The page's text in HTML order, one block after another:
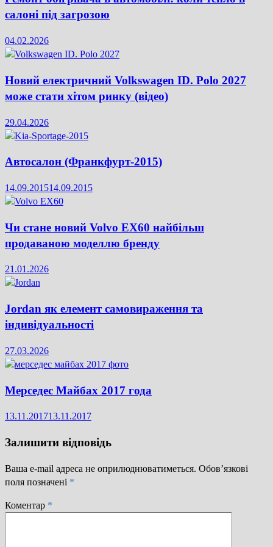
салоні під загрозою
04.02.2026
Новий електричний Volkswagen ID. Polo 2027
може стати хітом ринку (відео)
29.04.2026
Автосалон (Франкфурт-2015)
14.09.201514.09.2015
Чи стане новий Volvo EX60 найбільш
продаваною моделлю бренду
21.01.2026
Jordan як елемент самовираження та
індивідуальності
27.03.2026
Мерседес Майбах 2017 года
13.11.201713.11.2017
Залишити відповідь
Ваша e-mail адреса не оприлюднюватиметься. Обов’язкові
поля позначені *
Коментар *